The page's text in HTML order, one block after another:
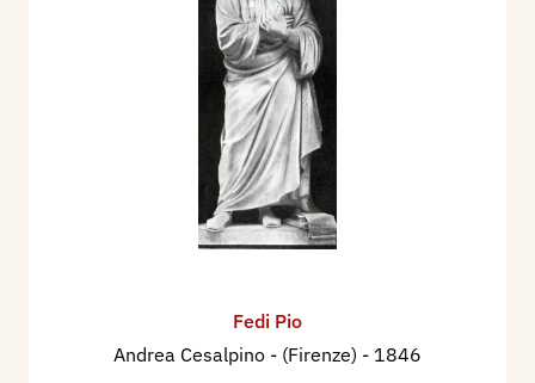
Fedi Pio
Andrea Cesalpino - (Firenze) - 1846